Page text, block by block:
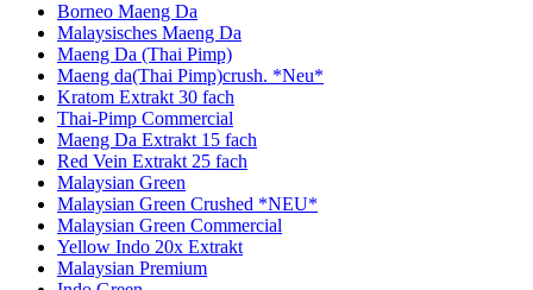
Borneo Maeng Da
Malaysisches Maeng Da
Maeng Da (Thai Pimp)
Maeng da(Thai Pimp)crush. *Neu*
Kratom Extrakt 30 fach
Thai-Pimp Commercial
Maeng Da Extrakt 15 fach
Red Vein Extrakt 25 fach
Malaysian Green
Malaysian Green Crushed *NEU*
Malaysian Green Commercial
Yellow Indo 20x Extrakt
Malaysian Premium